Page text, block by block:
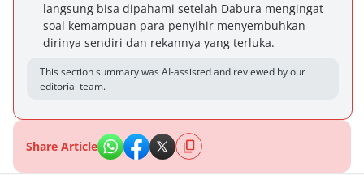
langsung bisa dipahami setelah Dabura mengingat
soal kemampuan para penyihir menyembuhkan
dirinya sendiri dan rekannya yang terluka.
This section summary was AI-assisted and reviewed by our
editorial team.
Share Article